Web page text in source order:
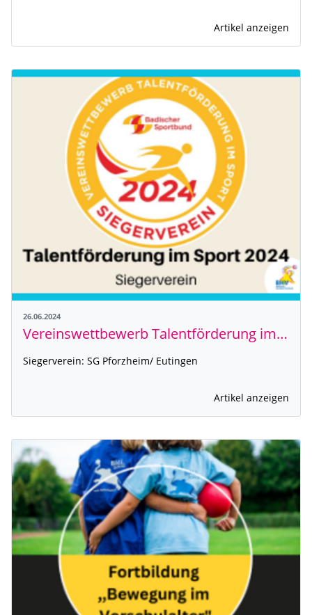
Artikel anzeigen
26.06.2024
Vereinswettbewerb Talentförderung im Sport 2024
Siegerverein: SG Pforzheim/ Eutingen
Artikel anzeigen